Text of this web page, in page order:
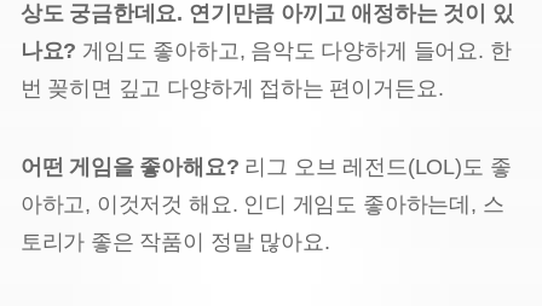
상도 궁금한데요. 연기만큼 아끼고 애정하는 것이 있
나요? 게임도 좋아하고, 음악도 다양하게 들어요. 한
번 꽂히면 깊고 다양하게 접하는 편이거든요.
어떤 게임을 좋아해요? 리그 오브 레전드(LOL)도 좋
아하고, 이것저것 해요. 인디 게임도 좋아하는데, 스
토리가 좋은 작품이 정말 많아요.